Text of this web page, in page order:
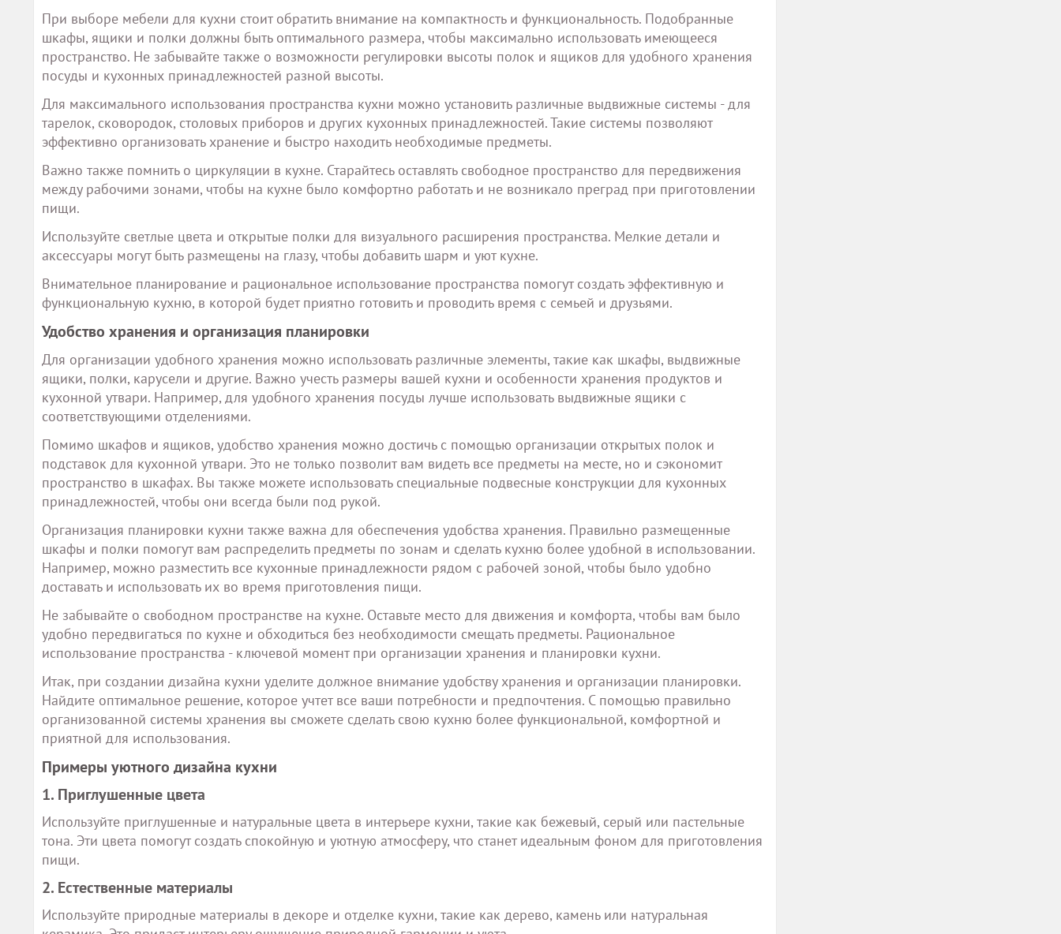
При выборе мебели для кухни стоит обратить внимание на компактность и функциональность. Подобранные
шкафы, ящики и полки должны быть оптимального размера, чтобы максимально использовать имеющееся
пространство. Не забывайте также о возможности регулировки высоты полок и ящиков для удобного хранения
посуды и кухонных принадлежностей разной высоты.
Для максимального использования пространства кухни можно установить различные выдвижные системы - для
тарелок, сковородок, столовых приборов и других кухонных принадлежностей. Такие системы позволяют
эффективно организовать хранение и быстро находить необходимые предметы.
Важно также помнить о циркуляции в кухне. Старайтесь оставлять свободное пространство для передвижения
между рабочими зонами, чтобы на кухне было комфортно работать и не возникало преград при приготовлении
пищи.
Используйте светлые цвета и открытые полки для визуального расширения пространства. Мелкие детали и
аксессуары могут быть размещены на глазу, чтобы добавить шарм и уют кухне.
Внимательное планирование и рациональное использование пространства помогут создать эффективную и
функциональную кухню, в которой будет приятно готовить и проводить время с семьей и друзьями.
Удобство хранения и организация планировки
Для организации удобного хранения можно использовать различные элементы, такие как шкафы, выдвижные
ящики, полки, карусели и другие. Важно учесть размеры вашей кухни и особенности хранения продуктов и
кухонной утвари. Например, для удобного хранения посуды лучше использовать выдвижные ящики с
соответствующими отделениями.
Помимо шкафов и ящиков, удобство хранения можно достичь с помощью организации открытых полок и
подставок для кухонной утвари. Это не только позволит вам видеть все предметы на месте, но и сэкономит
пространство в шкафах. Вы также можете использовать специальные подвесные конструкции для кухонных
принадлежностей, чтобы они всегда были под рукой.
Организация планировки кухни также важна для обеспечения удобства хранения. Правильно размещенные
шкафы и полки помогут вам распределить предметы по зонам и сделать кухню более удобной в использовании.
Например, можно разместить все кухонные принадлежности рядом с рабочей зоной, чтобы было удобно
доставать и использовать их во время приготовления пищи.
Не забывайте о свободном пространстве на кухне. Оставьте место для движения и комфорта, чтобы вам было
удобно передвигаться по кухне и обходиться без необходимости смещать предметы. Рациональное
использование пространства - ключевой момент при организации хранения и планировки кухни.
Итак, при создании дизайна кухни уделите должное внимание удобству хранения и организации планировки.
Найдите оптимальное решение, которое учтет все ваши потребности и предпочтения. С помощью правильно
организованной системы хранения вы сможете сделать свою кухню более функциональной, комфортной и
приятной для использования.
Примеры уютного дизайна кухни
1. Приглушенные цвета
Используйте приглушенные и натуральные цвета в интерьере кухни, такие как бежевый, серый или пастельные
тона. Эти цвета помогут создать спокойную и уютную атмосферу, что станет идеальным фоном для приготовления
пищи.
2. Естественные материалы
Используйте природные материалы в декоре и отделке кухни, такие как дерево, камень или натуральная